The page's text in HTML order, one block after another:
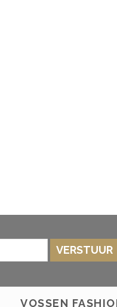
VERSTUUR
VOSSEN